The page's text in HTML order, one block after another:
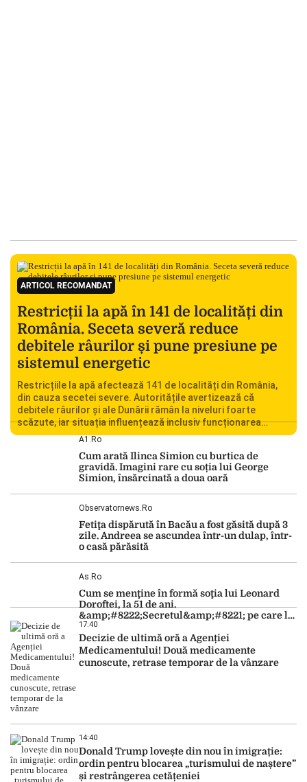
ARTICOL RECOMANDAT
Restricții la apă în 141 de localități din
România. Seceta severă reduce
debitele râurilor și pune presiune pe
sistemul energetic
Restricțiile la apă afectează 141 de localități din România,
din cauza secetei severe. Autoritățile avertizează că
debitele râurilor și ale Dunării rămân la niveluri foarte
scăzute, iar situația influențează inclusiv funcționarea
Centralei Nucleare de la Cernavodă. România se confruntă
hidrologic din ultimii ani. Lipsa […]
A1.ro
Cum arată Ilinca Simion cu burtica de
gravidă. Imagini rare cu soția lui George
Simion, însărcinată a doua oară
Observatornews.ro
Fetiţa dispărută în Bacău a fost găsită după 3
zile. Andreea se ascundea într-un dulap, într-
o casă părăsită
As.ro
Cum se menţine în formă soţia lui Leonard
Doroftei, la 51 de ani.
&amp;#8222;Secretul&amp;#8221; pe care l-a
dezvăluit
17:40
Decizie de ultimă oră a Agenției
Medicamentului! Două medicamente
cunoscute, retrase temporar de la vânzare
14:40
Donald Trump lovește din nou în imigrație:
ordin pentru blocarea „turismului de naștere”
și restrângerea cetățeniei